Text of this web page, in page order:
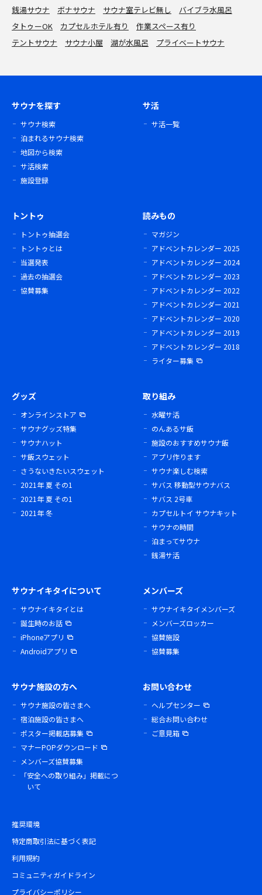
銭湯サウナ
ボナサウナ サウナ室テレビ無し
バイブラ水風呂
タトゥーOK
カプセルホテル有り
作業スペース有り
テントサウナ
サウナ小屋 湖が水風呂 プライベートサウナ
サウナを探す
サウナ検索
泊まれるサウナ検索
地図から検索
サ活検索
施設登録
サ活
サ活一覧
トントゥ
トントゥ抽選会
トントゥとは
当選発表
過去の抽選会
協賛募集
読みもの
マガジン
アドベントカレンダー 2025
アドベントカレンダー 2024
アドベントカレンダー 2023
アドベントカレンダー 2022
アドベントカレンダー 2021
アドベントカレンダー 2020
アドベントカレンダー 2019
アドベントカレンダー 2018
ライター募集
グッズ
オンラインストア
サウナグッズ特集
サウナハット
サ飯スウェット
さうないきたいスウェット
2021年 夏 その1
2021年 夏 その1
2021年 冬
取り組み
水曜サ活
のんあるサ飯
施設のおすすめサウナ飯
アプリ作ります
サウナ楽しむ検索
サバス 移動型サウナバス
サバス 2号車
カプセルトイ サウナキット
サウナの時間
泊まってサウナ
銭湯サ活
サウナイキタイについて
サウナイキタイとは
誕生時のお話
iPhoneアプリ
Androidアプリ
メンバーズ
サウナイキタイメンバーズ
メンバーズロッカー
協賛施設
協賛募集
サウナ施設の方へ
サウナ施設の皆さまへ
宿泊施設の皆さまへ
ポスター掲載店募集
マナーPOPダウンロード
メンバーズ協賛募集
「安全への取り組み」掲載につ
いて
お問い合わせ
ヘルプセンター
総合お問い合わせ
ご意見箱
推奨環境
特定商取引法に基づく表記
利用規約
コミュニティガイドライン
プライバシーポリシー